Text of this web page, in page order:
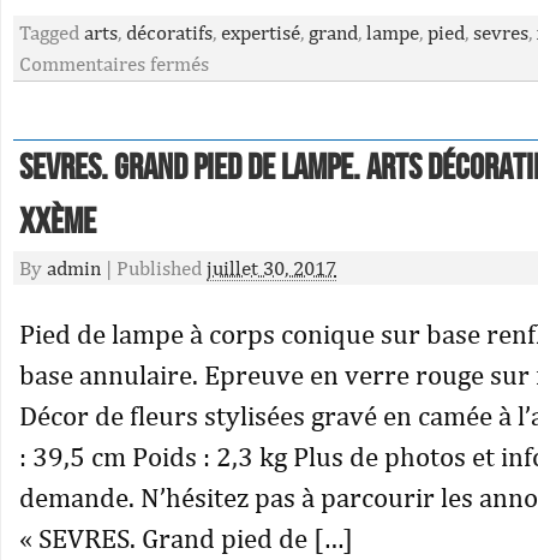
Tagged arts, décoratifs, expertisé, grand, lampe, pied, sevres,
Commentaires fermés
SEVRES. Grand pied de lampe. Arts
XXème
By admin | Published juillet 30, 2017
Pied de lampe à corps conique sur base
base annulaire. Epreuve en verre rouge
Décor de fleurs stylisées gravé en camée à
: 39,5 cm Poids : 2,3 kg Plus de photos et
demande. N’hésitez pas à parcourir les
« SEVRES. Grand pied de […]